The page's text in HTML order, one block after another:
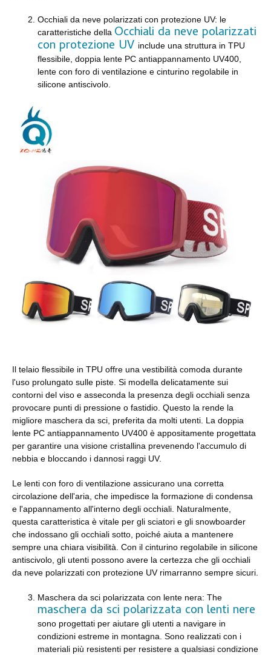
Occhiali da neve polarizzati con protezione UV: le
caratteristiche della Occhiali da neve polarizzati
con protezione UV include una struttura in TPU
flessibile, doppia lente PC antiappannamento UV400,
lente con foro di ventilazione e cinturino regolabile in
silicone antiscivolo.
Il telaio flessibile in TPU offre una vestibilità comoda durante
l'uso prolungato sulle piste. Si modella delicatamente sui
contorni del viso e asseconda la presenza degli occhiali senza
provocare punti di pressione o fastidio. Questo la rende la
migliore maschera da sci, preferita da molti utenti. La doppia
lente PC antiappannamento UV400 è appositamente progettata
per garantire una visione cristallina prevenendo l'accumulo di
nebbia e bloccando i dannosi raggi UV.
Le lenti con foro di ventilazione assicurano una corretta
circolazione dell'aria, che impedisce la formazione di condensa
e l'appannamento all'interno degli occhiali. Naturalmente,
questa caratteristica è vitale per gli sciatori e gli snowboarder
che indossano gli occhiali sotto, poiché aiuta a mantenere
sempre una chiara visibilità. Con il cinturino regolabile in silicone
antiscivolo, gli utenti possono avere la certezza che gli occhiali
da neve polarizzati con protezione UV rimarranno sempre sicuri.
Maschera da sci polarizzata con lente nera: The
maschera da sci polarizzata con lenti nere
sono progettati per aiutare gli utenti a navigare in
condizioni estreme in montagna. Sono realizzati con i
materiali più resistenti per resistere a qualsiasi condizione